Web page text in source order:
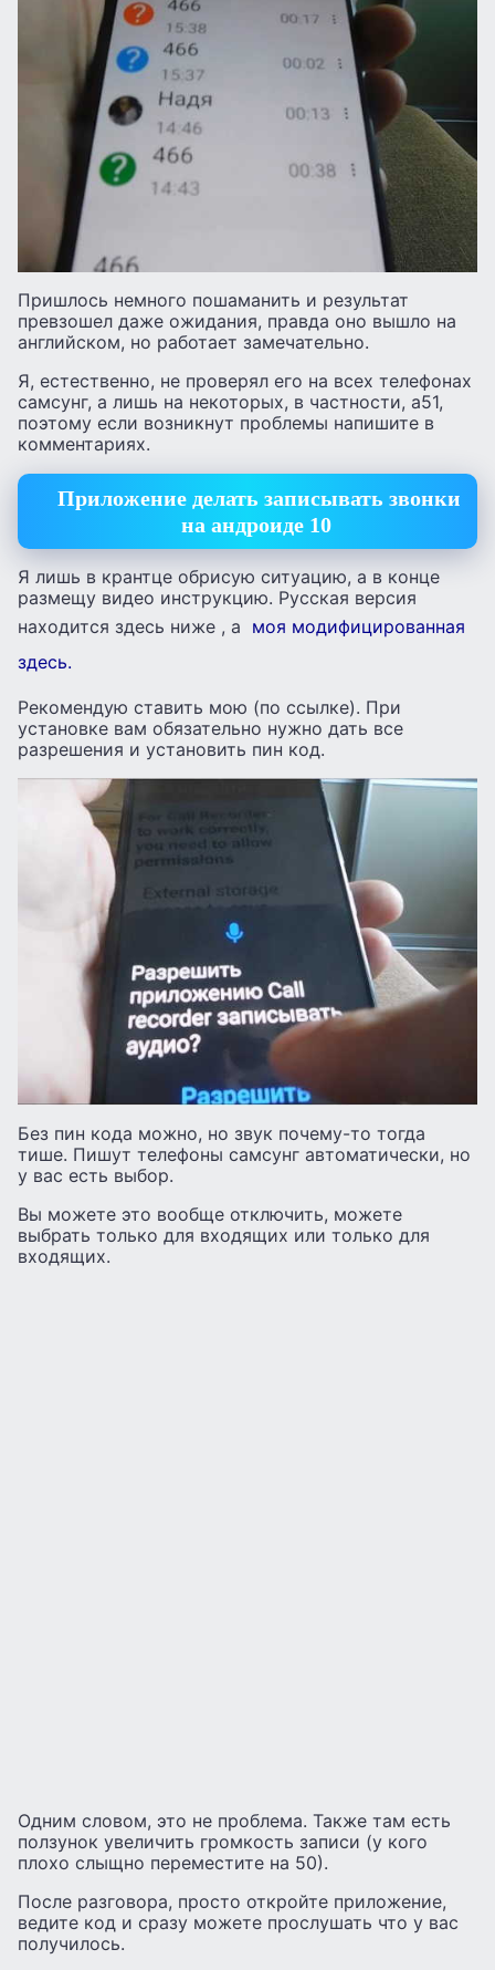
Пришлось немного пошаманить и результат
превзошел даже ожидания, правда оно вышло на
английском, но работает замечательно.
Я, естественно, не проверял его на всех телефонах
самсунг, а лишь на некоторых, в частности, а51,
поэтому если возникнут проблемы напишите в
комментариях.
Приложение делать записывать звонки
на андроиде 10
Я лишь в крантце обрисую ситуацию, а в конце
размещу видео инструкцию. Русская версия
находится здесь ниже , а моя модифицированная
здесь.
Рекомендую ставить мою (по ссылке). При
установке вам обязательно нужно дать все
разрешения и установить пин код.
Без пин кода можно, но звук почему-то тогда
тише. Пишут телефоны самсунг автоматически, но
у вас есть выбор.
Вы можете это вообще отключить, можете
выбрать только для входящих или только для
входящих.
Одним словом, это не проблема. Также там есть
ползунок увеличить громкость записи (у кого
плохо слыщно переместите на 50).
После разговора, просто откройте приложение,
ведите код и сразу можете прослушать что у вас
получилось.